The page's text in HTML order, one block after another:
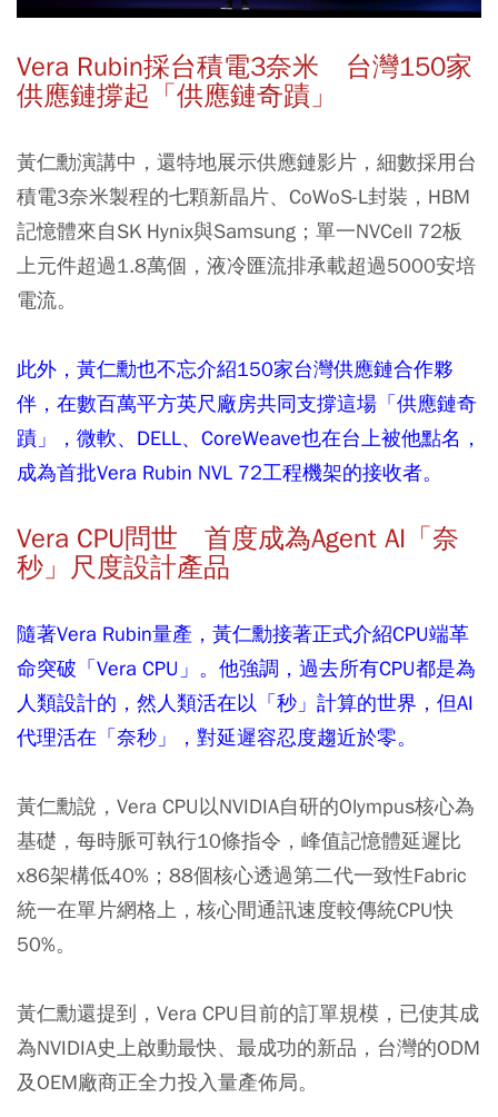
Vera Rubin採台積電3奈米 台灣150家
供應鏈撐起「供應鏈奇蹟」
黃仁勳演講中，還特地展示供應鏈影片，細數採用台
積電3奈米製程的七顆新晶片、CoWoS-L封裝，HBM
記憶體來自SK Hynix與Samsung；單一NVCell 72板
上元件超過1.8萬個，液冷匯流排承載超過5000安培
電流。
此外，黃仁勳也不忘介紹150家台灣供應鏈合作夥
伴，在數百萬平方英尺廠房共同支撐這場「供應鏈奇
蹟」，微軟、DELL、CoreWeave也在台上被他點名，
成為首批Vera Rubin NVL 72工程機架的接收者。
Vera CPU問世 首度成為Agent AI「奈
秒」尺度設計產品
隨著Vera Rubin量產，黃仁勳接著正式介紹CPU端革
命突破「Vera CPU」。他強調，過去所有CPU都是為
人類設計的，然人類活在以「秒」計算的世界，但AI
代理活在「奈秒」，對延遲容忍度趨近於零。
黃仁勳說，Vera CPU以NVIDIA自研的Olympus核心為
基礎，每時脈可執行10條指令，峰值記憶體延遲比
x86架構低40%；88個核心透過第二代一致性Fabric
統一在單片網格上，核心間通訊速度較傳統CPU快
50%。
黃仁勳還提到，Vera CPU目前的訂單規模，已使其成
為NVIDIA史上啟動最快、最成功的新品，台灣的ODM
及OEM廠商正全力投入量產佈局。